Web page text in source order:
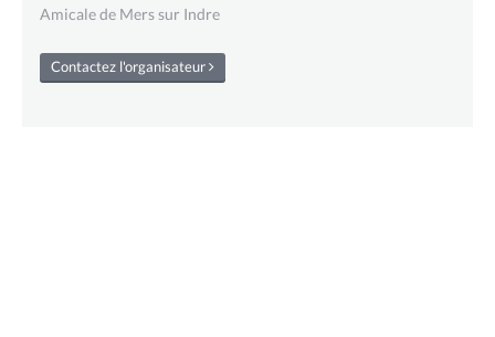
Amicale de Mers sur Indre
Contactez l'organisateur